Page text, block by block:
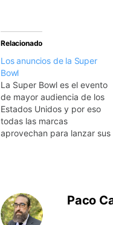
Relacionado
Los anuncios de la Super
Bowl
La Super Bowl es el evento
de mayor audiencia de los
Estados Unidos y por eso
todas las marcas
aprovechan para lanzar sus
de cine. Os dejamos con lo
que se pudo ver la pasada
noche: THE…
Paco